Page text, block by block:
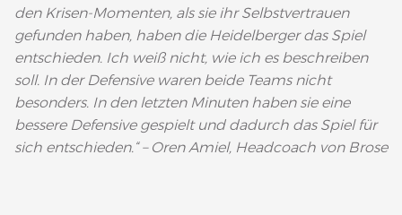
den Krisen-Momenten, als sie ihr Selbstvertrauen
gefunden haben, haben die Heidelberger das Spiel
entschieden. Ich weiß nicht, wie ich es beschreiben
soll. In der Defensive waren beide Teams nicht
besonders. In den letzten Minuten haben sie eine
bessere Defensive gespielt und dadurch das Spiel für
sich entschieden.“ – Oren Amiel, Headcoach von Brose